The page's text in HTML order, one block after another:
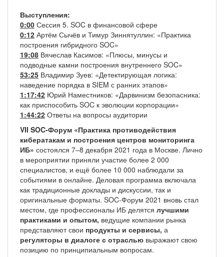
Выступления:
0:00 Сессия 5. SOC в финансовой сфере
0:12 Артём Сычёв и Тимур Зиннятуллин: «Практика
построения гибридного SOC»
19:08 Вячеслав Касимов: «Плюсы, минусы и
подводные камни построения внутреннего SOC»
53:25 Владимир Зуев: «Детектирующая логика:
наведение порядка в SIEM с ранних этапов»
1:17:42 Юрий Наместников: «Дарвинизм безопасника:
как приспособить SOC к эволюции корпорации»
1:44:22 Ответы на вопросы аудитории
VII SOC-Форум «Практика противодействия
кибератакам и построения центров мониторинга
ИБ» состоялся 7–8 декабря 2021 года в Москве. Лично
в мероприятии приняли участие более 2 000
специалистов, и ещё более 10 000 наблюдали за
событиями в онлайне. Деловая программа включала
как традиционные доклады и дискуссии, так и
оригинальные форматы. SOC-Форум 2021 вновь стал
местом, где профессионалы ИБ делятся лучшими
практиками и опытом, ведущие компании рынка
представляют свои продукты и сервисы, а
регуляторы в диалоге с отраслью выражают свою
позицию по принципиальным вопросам.